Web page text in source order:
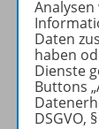
Daten
haben
Dienste
Buttons
DSGVO,